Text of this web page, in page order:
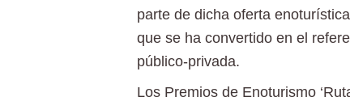
parte de dicha oferta
que se ha convertido en el
público-privada.
Los Premios de Enoturismo